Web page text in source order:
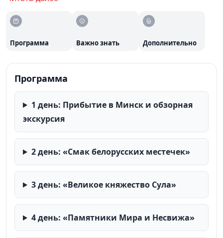
усадьбы Огинского, музея «Дудутки» и многих других
достопримечательностей. Все входные билеты,
купание в аквапарке уже включены в стоимость.
Комфортабельное проживание в центре Минска в
отелях 3***** или 4***** с бассейном и спа. Вас
ждут дегустации местных продуктов, анимационные
программы и незабываемые впечатления.
Программа Важно знать Дополнительно
Программа
1 день: Прибытие в Минск и обзорная
экскурсия
2 день: «Смак белорусских местечек»
3 день: «Великое княжество Сула»
4 день: «Памятники Мира и Несвижа»